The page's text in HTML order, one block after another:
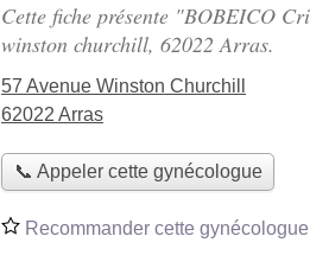
Cette fiche présente "BOBEICO
winston churchill, 62022 Arras.
57 Avenue Winston Churchill
62022 Arras
📞 Appeler cette gynécologue
Recommander cette gynécologue